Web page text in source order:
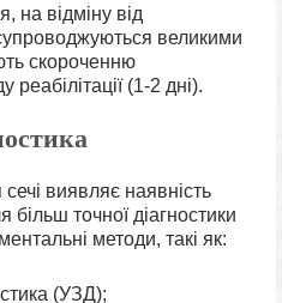
на відміну від
великими
скороченню
реабілітації (1-2 дні).
виявляє наявність
більш точної діагностики
методи, такі як:
(УЗД);